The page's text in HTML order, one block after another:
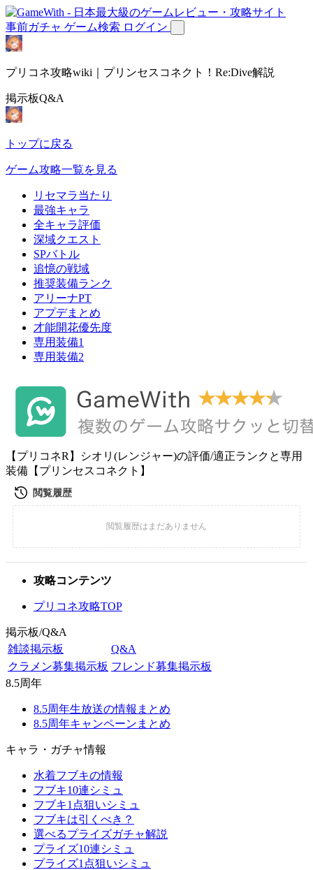
事前ガチャ ゲーム検索 ログイン
プリコネ攻略wiki｜プリンセスコネクト！Re:Dive解説
掲示板Q&A
トップに戻る
ゲーム攻略一覧を見る
リセマラ当たり
最強キャラ
全キャラ評価
深域クエスト
SPバトル
追憶の戦域
推奨装備ランク
アリーナPT
アプデまとめ
才能開花優先度
専用装備1
専用装備2
【プリコネR】シオリ(レンジャー)の評価/適正ランクと専用
装備【プリンセスコネクト】
攻略コンテンツ
プリコネ攻略TOP
掲示板/Q&A
雑談掲示板
Q&A
クラメン募集掲示板 フレンド募集掲示板
8.5周年
8.5周年生放送の情報まとめ
8.5周年キャンペーンまとめ
キャラ・ガチャ情報
水着フブキの情報
フブキ10連シミュ
フブキ1点狙いシミュ
フブキは引くべき？
選べるプライズガチャ解説
プライズ10連シミュ
プライズ1点狙いシミュ